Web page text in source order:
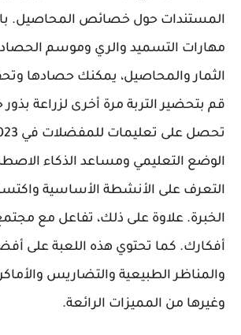
المستندات حول خصائص المحاصيل.
مهارات التسميد والري وموسم
الثمار والمحاصيل، يمكنك حصادها
قم بتحضير التربة مرة أخرى لزراعة
الوضع التعليمي ومساعد الذكاء
التعرف على الأنشطة الأساسية
أفكارك. كما تحتوي هذه اللعبة على
والمناظر الطبيعية والتضاريس
وغيرها من المميزات الرائعة.